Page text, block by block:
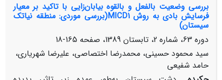
بررسی وضعیت بالفعل و بالقوه بیابان‌زایی با تاکید بر معیار
فرسایش بادی به روش MICD1(بررسی موردی: منطقه نیاتک
سیستان)
دوره 63، شماره 2، تابستان 1389، صفحه
165-18
سید محمود حسینی، محمدرضا اختصاصی، علیرضا شهریاری،
حامد شفیعی